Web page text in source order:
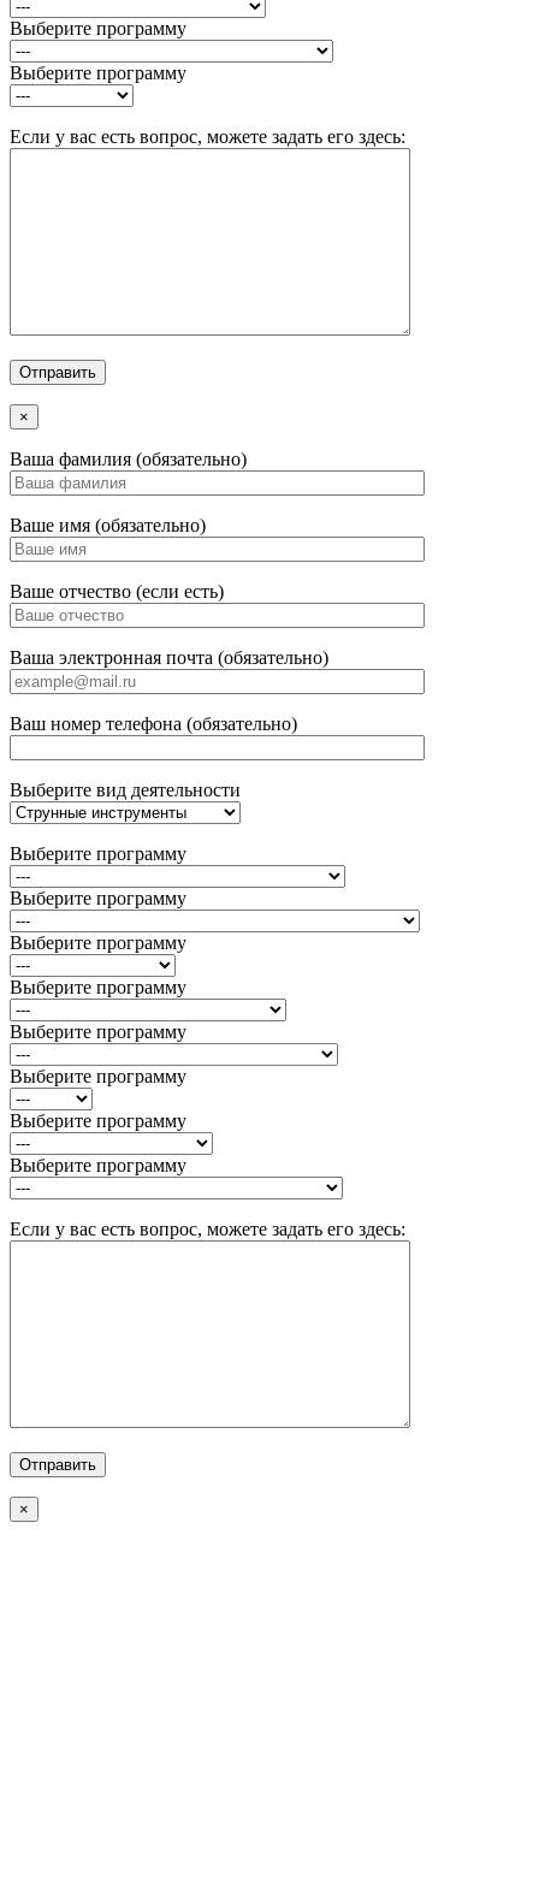
Выберите программу
Выберите программу
Если у вас есть вопрос, можете задать его здесь:
×
Ваша фамилия (обязательно)
Ваше имя (обязательно)
Ваше отчество (если есть)
Ваша электронная почта (обязательно)
Ваш номер телефона (обязательно)
Выберите вид деятельности
Выберите программу
Выберите программу
Выберите программу
Выберите программу
Выберите программу
Выберите программу
Выберите программу
Выберите программу
Если у вас есть вопрос, можете задать его здесь:
×